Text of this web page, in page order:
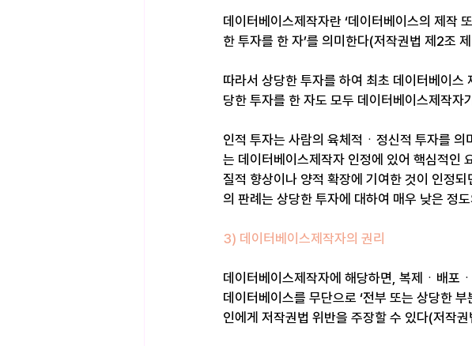
데이터베이스제작자란 ‘데이터베이스의 제작
한 투자를 한 자’를 의미한다(저작권법 제2조
따라서 상당한 투자를 하여 최초 데이터베이
당한 투자를 한 자도 모두 데이터베이스제작자
인적 투자는 사람의 육체적ㆍ정신적 투자를
는 데이터베이스제작자 인정에 있어 핵심적인
질적 향상이나 양적 확장에 기여한 것이 인정
의 판례는 상당한 투자에 대하여 매우 낮은 정
3) 데이터베이스제작자의 권리
데이터베이스제작자에 해당하면, 복제ㆍ배포
데이터베이스를 무단으로 ‘전부 또는 상당한
인에게 저작권법 위반을 주장할 수 있다(저작